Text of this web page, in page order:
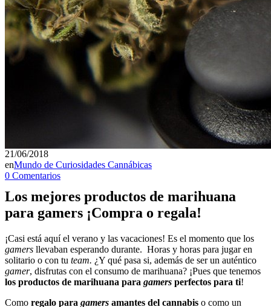
21/06/2018
enMundo de Curiosidades Cannábicas
0 Comentarios
Los mejores productos de marihuana
para gamers ¡Compra o regala!
¡Casi está aquí el verano y las vacaciones! Es el momento que los
gamers llevaban esperando durante. Horas y horas para jugar en
solitario o con tu team. ¿Y qué pasa si, además de ser un auténtico
gamer, disfrutas con el consumo de marihuana? ¡Pues que tenemos
los productos de marihuana para gamers perfectos para ti!
Como regalo para gamers amantes del cannabis o como un